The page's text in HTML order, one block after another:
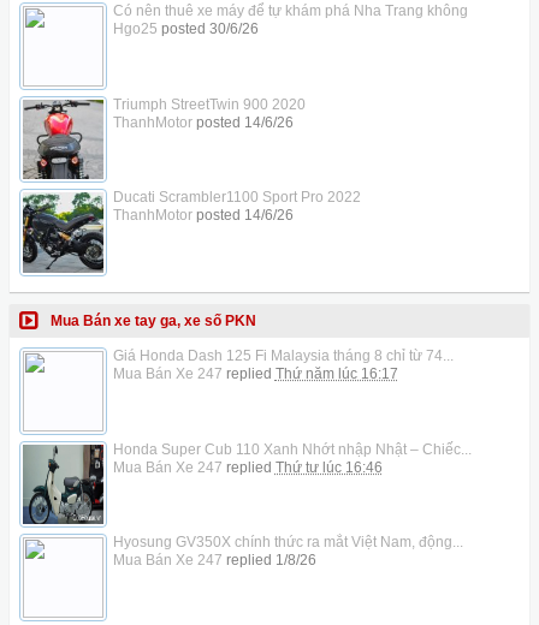
Có nên thuê xe máy để tự khám phá Nha Trang không
Hgo25 posted 30/6/26
Triumph StreetTwin 900 2020
ThanhMotorposted 14/6/26
Ducati Scrambler1100 Sport Pro 2022
ThanhMotorposted 14/6/26
Mua Bán xe tay ga, xe số PKN
Giá Honda Dash 125 Fi Malaysia tháng 8 chỉ từ 74...
Mua Bán Xe 247 replied Thứ năm lúc 16:17
Honda Super Cub 110 Xanh Nhớt nhập Nhật – Chiếc...
Mua Bán Xe 247 replied Thứ tư lúc 16:46
Hyosung GV350X chính thức ra mắt Việt Nam, động...
Mua Bán Xe 247 replied 1/8/26